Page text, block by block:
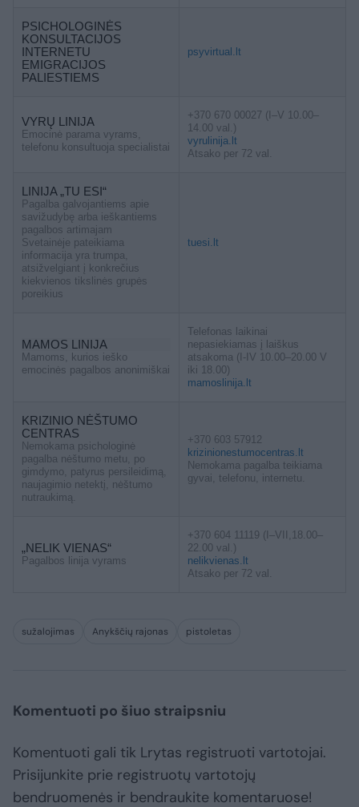
PSICHOLOGINĖS
KONSULTACIJOS
INTERNETU
EMIGRACIJOS
PALIESTIEMS
psyvirtual.lt
VYRŲ LINIJA
Emocinė parama vyrams,
telefonu konsultuoja specialistai
+370 670 00027 (I–V 10.00–
14.00 val.)
vyrulinija.lt
Atsako per 72 val.
LINIJA „TU ESI“
Pagalba galvojantiems apie
savižudybę arba ieškantiems
pagalbos artimajam
Svetainėje pateikiama
informacija yra trumpa,
atsižvelgiant į konkrečius
kiekvienos tikslinės grupės
poreikius
tuesi.lt
MAMOS LINIJA
Mamoms, kurios ieško
emocinės pagalbos anonimiškai
Telefonas laikinai
nepasiekiamas į laiškus
atsakoma (I-IV 10.00–20.00 V
iki 18.00)
mamoslinija.lt
KRIZINIO NĖŠTUMO
CENTRAS
Nemokama psichologinė
pagalba nėštumo metu, po
gimdymo, patyrus persileidimą,
naujagimio netektį, nėštumo
nutraukimą.
+370 603 57912
krizinionestumocentras.lt
Nemokama pagalba teikiama
gyvai, telefonu, internetu.
„NELIK VIENAS“
Pagalbos linija vyrams
+370 604 11119 (I–VII,18.00–
22.00 val.)
nelikvienas.lt
Atsako per 72 val.
sužalojimas Anykščių rajonas pistoletas
Komentuoti po šiuo straipsniu
Komentuoti gali tik Lrytas registruoti vartotojai.
Prisijunkite prie registruotų vartotojų
bendruomenės ir bendraukite komentaruose!